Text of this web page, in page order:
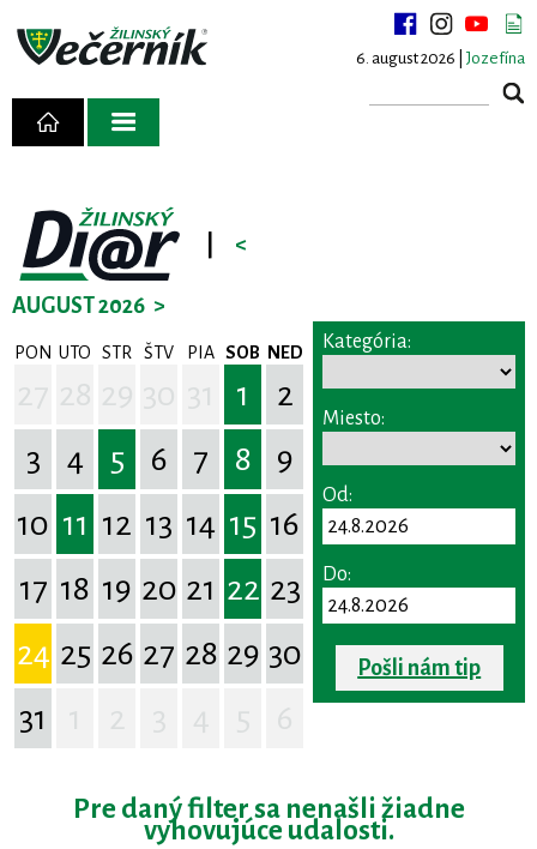
6. august 2026 | Jozefína
<
AUGUST 2026 >
PON UTO STR ŠTV PIA SOB NED
1
2
3
4 5 6 7 8
9
10 11 12 13 14 15 16
17 18 19 20 21 22 23
24 25 26 27 28 29 30
31
Kategória:
Miesto:
Od:
Do:
Pošli nám tip
Pre daný filter sa nenašli žiadne
vyhovujúce udalosti.